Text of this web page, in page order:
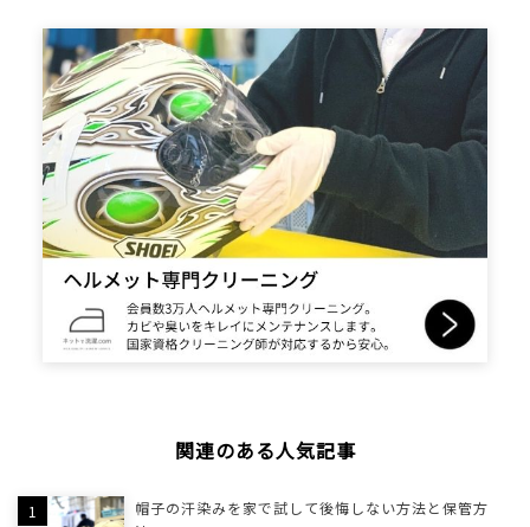
関連のある人気記事
帽子の汗染みを家で試して後悔しない方法と保管方